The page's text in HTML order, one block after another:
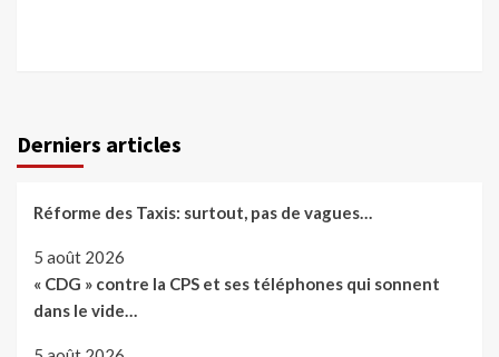
Derniers articles
Réforme des Taxis: surtout, pas de vagues…
5 août 2026
« CDG » contre la CPS et ses téléphones qui sonnent
dans le vide…